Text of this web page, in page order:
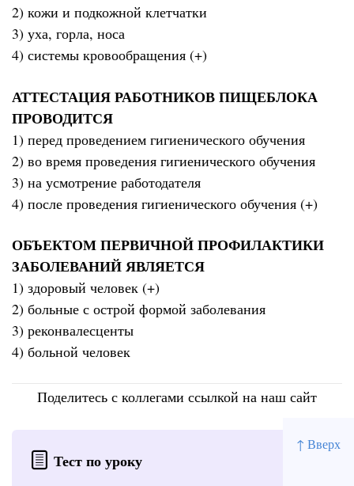
↑ Вверх
2) кожи и подкожной клетчатки
3) уха, горла, носа
4) системы кровообращения (+)
АТТЕСТАЦИЯ РАБОТНИКОВ ПИЩЕБЛОКА
ПРОВОДИТСЯ
1) перед проведением гигиенического обучения
2) во время проведения гигиенического обучения
3) на усмотрение работодателя
4) после проведения гигиенического обучения (+)
ОБЪЕКТОМ ПЕРВИЧНОЙ ПРОФИЛАКТИКИ
ЗАБОЛЕВАНИЙ ЯВЛЯЕТСЯ
1) здоровый человек (+)
2) больные с острой формой заболевания
3) реконвалесценты
4) больной человек
Поделитесь с коллегами ссылкой на наш сайт
Тест по уроку